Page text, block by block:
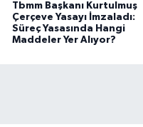
Tbmm Başkanı Kurtulmuş
Çerçeve Yasayı İmzaladı:
Süreç Yasasında Hangi
Maddeler Yer Alıyor?